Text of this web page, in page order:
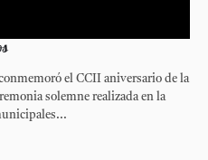
el CCII aniversario de la
solemne realizada en la